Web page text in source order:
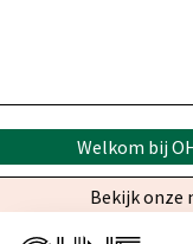
Welkom bij
Bekijk onze